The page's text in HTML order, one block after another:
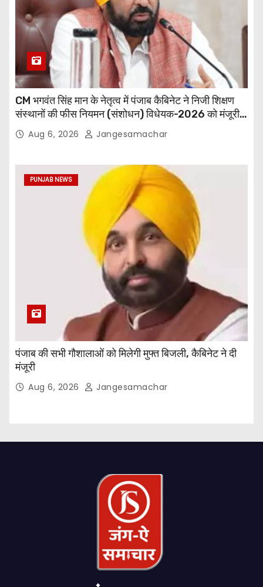
CM भगवंत सिंह मान के नेतृत्व में पंजाब कैबिनेट ने निजी शिक्षण
संस्थानों की फीस नियमन (संशोधन) विधेयक-2026 को मंजूरी
दी Aug 6, 2026 Jangesamachar
PUNJAB NEWS
पंजाब की सभी गौशालाओं को मिलेगी मुफ्त बिजली, कैबिनेट ने दी
मंजूरी
Aug 6, 2026 Jangesamachar